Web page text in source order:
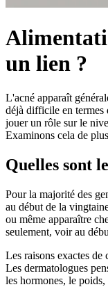
un lien ?
L'acné apparaît
déjà difficile en
jouer un rôle sur le
Examinons cela de
Quelles sont
Pour la majorité des
au début de la
ou même apparaître
seulement, voir au
Les raisons exactes de
Les dermatologues
les hormones, le